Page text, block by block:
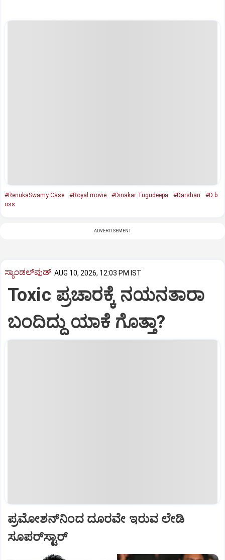
#RenukaSwamy Case #Royal movie #Dinakar Tugudeepa #Darshan
#D b
oss
ADVERTISEMENT
ಸ್ಯಾಂಡಲ್‌ವುಡ್‌ AUG 10, 2026, 12:03 PM IST
Toxic ಪ್ರಚಾರಕ್ಕೆ ನಯನತಾರಾ
ಬಂದಿದ್ದು ಯಾಕೆ ಗೊತ್ತಾ?
ಪ್ರಮೋಶನ್‌ನಿಂದ ದೂರವೇ ಇರುವ ಲೇಡಿ
ಸೂಪರ್‌ಸ್ಟಾರ್